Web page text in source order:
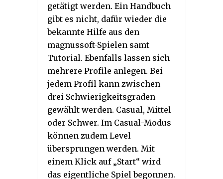
getätigt werden. Ein Handbuch
gibt es nicht, dafür wieder die
bekannte Hilfe aus den
magnussoft-Spielen samt
Tutorial. Ebenfalls lassen sich
mehrere Profile anlegen. Bei
jedem Profil kann zwischen
drei Schwierigkeitsgraden
gewählt werden. Casual, Mittel
oder Schwer. Im Casual-Modus
können zudem Level
übersprungen werden. Mit
einem Klick auf „Start“ wird
das eigentliche Spiel begonnen.